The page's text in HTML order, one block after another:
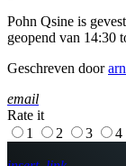
Pohn Qsine is
geopend van 14:30
Geschreven door
email
Rate it
1
2 3 4